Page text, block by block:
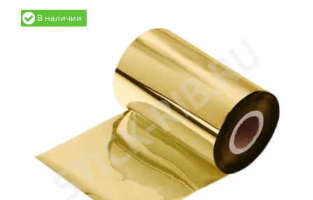
В наличии